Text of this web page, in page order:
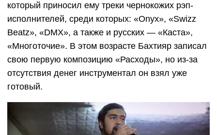
который приносил ему треки чернокожих рэп-
исполнителей, среди которых: «Onyx», «Swizz
Beatz», «DMX», а также и русских — «Каста»,
«Многоточие». В этом возрасте Бахтияр записал
свою первую композицию «Расходы», но из-за
отсутствия денег инструментал он взял уже
готовый.